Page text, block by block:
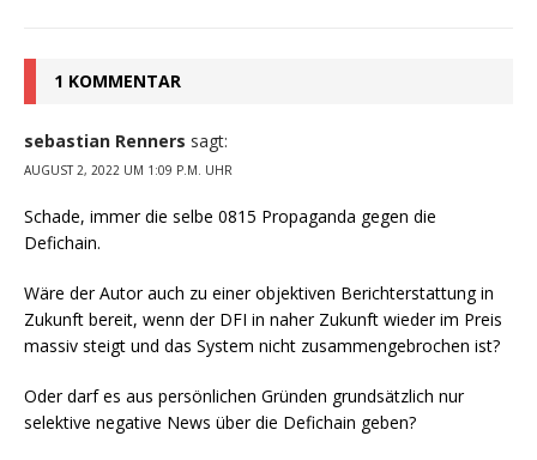
1 KOMMENTAR
sebastian Renners sagt:
AUGUST 2, 2022 UM 1:09 P.M. UHR
Schade, immer die selbe 0815 Propaganda gegen die
Defichain.
Wäre der Autor auch zu einer objektiven Berichterstattung in
Zukunft bereit, wenn der DFI in naher Zukunft wieder im Preis
massiv steigt und das System nicht zusammengebrochen ist?
Oder darf es aus persönlichen Gründen grundsätzlich nur
selektive negative News über die Defichain geben?